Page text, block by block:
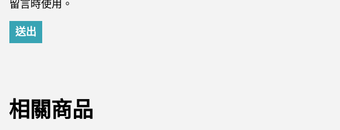
留言時使用。
相關商品